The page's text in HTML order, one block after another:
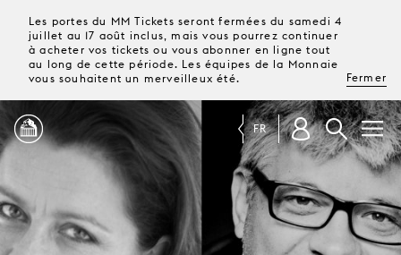
Les portes du MM Tickets seront fermées du samedi 4
juillet au 17 août inclus, mais vous pourrez continuer
à acheter vos tickets ou vous abonner en ligne tout
au long de cette période. Les équipes de la Monnaie
vous souhaitent un merveilleux été.
Fermer
PROGRAMME
MAGAZINE
FR